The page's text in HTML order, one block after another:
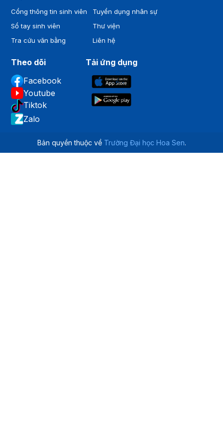
Cổng thông tin sinh viên
Sổ tay sinh viên
Tra cứu văn bằng
Tuyển dụng nhân sự
Thư viện
Liên hệ
Theo dõi
Facebook
Youtube
Tiktok
Zalo
Tải ứng dụng
Bản quyền thuộc về Trường Đại học Hoa Sen.